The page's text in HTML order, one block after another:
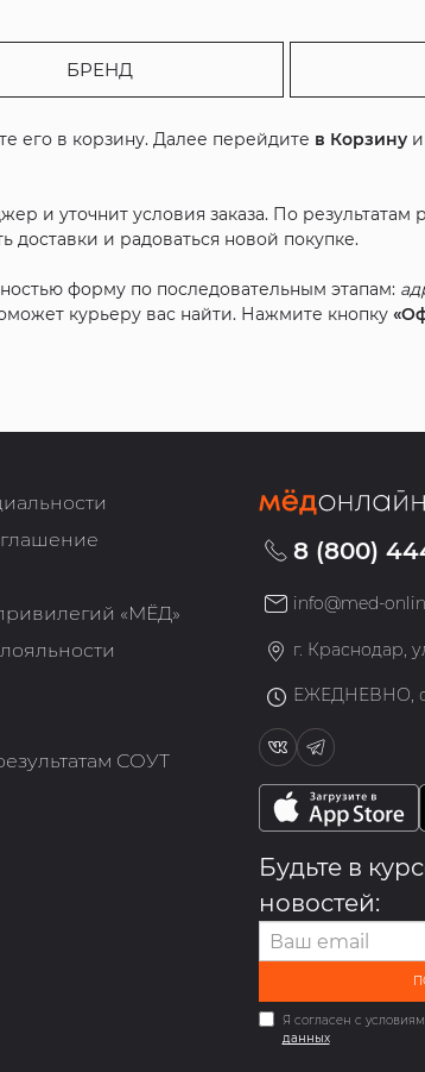
БРЕНД
его в корзину. Далее перейдите в Корзину
и уточнит условия заказа. По результатам
и радоваться новой покупке.
форму по последовательным этапам:
курьеру вас найти. Нажмите кнопку
«МЁД»
СОУТ
8 (800)
info@med-
г. Краснодар,
ЕЖЕДНЕВНО, с
Будьте в
новостей:
Я согласен с
данных